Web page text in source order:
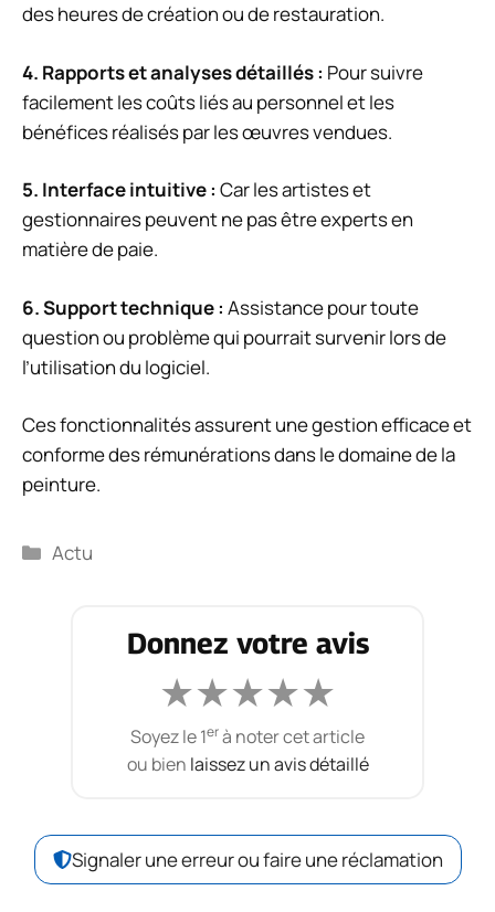
des heures de création ou de restauration.
4. Rapports et analyses détaillés: Pour suivre
facilement les coûts liés au personnel et les
bénéfices réalisés par les œuvres vendues.
5. Interface intuitive: Car les artistes et
gestionnaires peuvent ne pas être experts en
matière de paie.
6.Support technique: Assistance pour toute
question ou problème qui pourrait survenir lors de
l’utilisation du logiciel.
Ces fonctionnalités assurent une gestion efficace et
conforme des rémunérations dans le domaine de la
peinture.
Catégories
Actu
Donnez votre avis
★★★★★
Soyez le 1erà noter cet article
ou bien laissez un avis détaillé
Signaler une erreur ou faire une réclamation